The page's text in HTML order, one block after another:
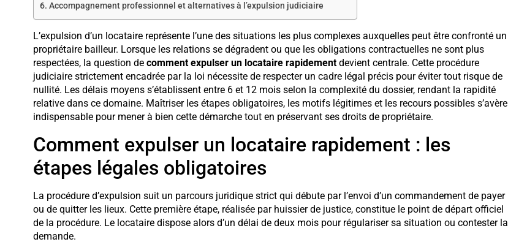
Accompagnement professionnel et alternatives à l’expulsion judiciaire
L’expulsion d’un locataire représente l’une des situations les plus complexes auxquelles peut être confronté un
propriétaire bailleur. Lorsque les relations se dégradent ou que les obligations contractuelles ne sont plus
respectées, la question de comment expulser un locataire rapidementdevient centrale. Cette procédure
judiciaire strictement encadrée par la loi nécessite de respecter un cadre légal précis pour éviter tout risque de
nullité. Les délais moyens s’établissent entre 6 et 12 mois selon la complexité du dossier, rendant la rapidité
relative dans ce domaine. Maîtriser les étapes obligatoires, les motifs légitimes et les recours possibles s’avère
indispensable pour mener à bien cette démarche tout en préservant ses droits de propriétaire.
Comment expulser un locataire rapidement : les
étapes légales obligatoires
La procédure d’expulsion suit un parcours juridique strict qui débute par l’envoi d’un commandement de payer
ou de quitter les lieux. Cette première étape, réalisée par huissier de justice, constitue le point de départ officiel
de la procédure. Le locataire dispose alors d’un délai de deux mois pour régulariser sa situation ou contester la
demande.